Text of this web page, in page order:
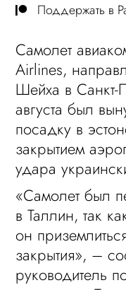
Поддержать в
Cамолет
Airlines,
Шейха в Санкт-
августа был
посадку в
закрытием
удара
«Самолет был
в Таллин, так
он
закрытия», –
руководитель